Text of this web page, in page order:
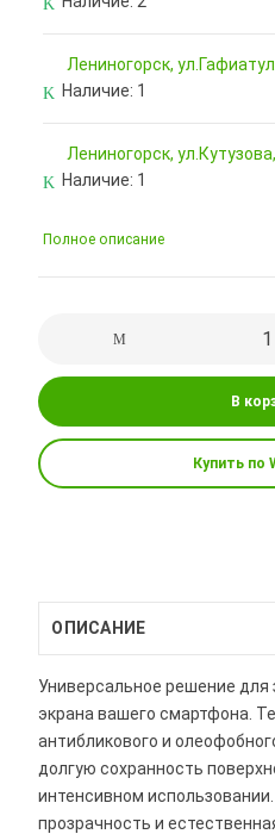
Лениногорск,
Наличие: 1
Лениногорск,
Наличие: 1
Полное описание
В
Купить по
ОПИСАНИЕ
Универсальное решение
экрана вашего смартфона.
антибликового и
долгую сохранность
интенсивном
прозрачность и